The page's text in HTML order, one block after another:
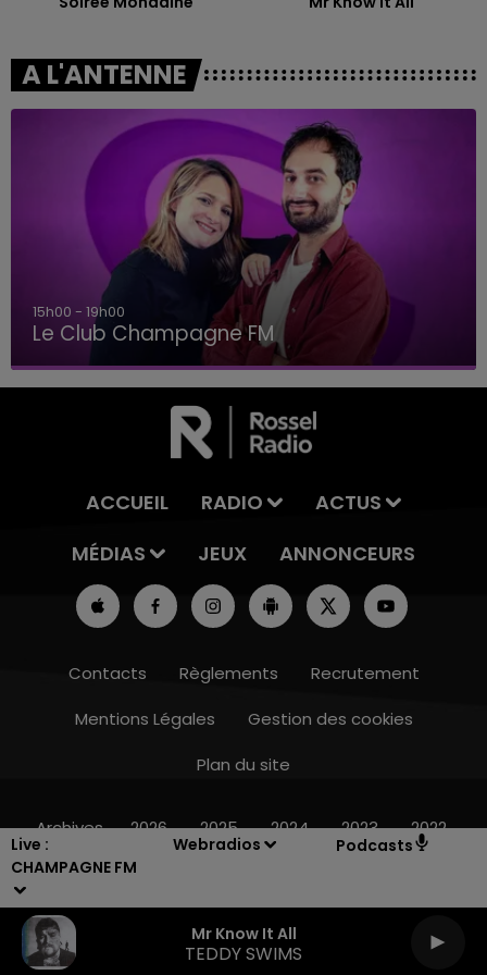
Live :
CHAMPAGNE FM
Webradios Podcasts
Mr Know It All
TEDDY SWIMS
A L'ANTENNE
15h00 - 19h00
Le Club Champagne FM
ACCUEIL RADIO
ACTUS
MÉDIAS
JEUX ANNONCEURS
Contacts Règlements
Recrutement
Mentions Légales
Gestion des cookies
Plan du site
Archives 2026 2025 2024 2023 2022